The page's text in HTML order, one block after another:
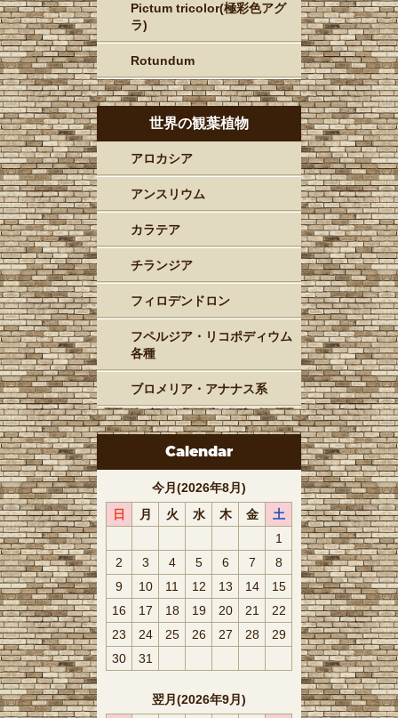
Pictum tricolor(極彩色アグ
ラ)
Rotundum
世界の観葉植物
アロカシア
アンスリウム
カラテア
チランジア
フィロデンドロン
フペルジア・リコポディウム
各種
ブロメリア・アナナス系
Calendar
今月(2026年8月)
日
月 火 水 木 金
土
1
2
3 4 5 6 7
8
9
10 11 12 13 14
15
16
17 18 19 20 21
22
23
24 25 26 27 28
29
30
31
翌月(2026年9月)